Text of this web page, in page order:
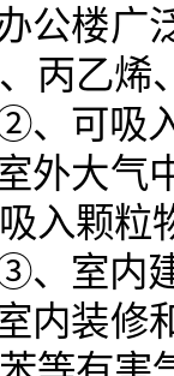
公楼广
丙乙烯
、可吸
外大气
入颗粒
、室内
内装修